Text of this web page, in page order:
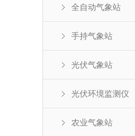
全自动气象站
手持气象站
光伏气象站
光伏环境监测仪
农业气象站